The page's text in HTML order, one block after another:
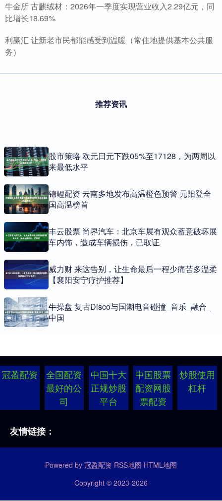
牛金所 古麒绒材：2026年一季度实现营业收入2.29亿元，同
比增长18.69%
利赢汇 让新老市民都能感受到温暖（常住地提供基本公共服
务）
推荐资讯
股市策略 欧元日元下跌05%至17128，为两周以
来最低水平
锦鲤配资 云南多地发布高温橙色预警 元阳登全
国高温榜首
丰云股票 尚界汽车：北京车展有观众蓄意破坏展
车内饰，造成车辆损伤，已取证
威力财 来这告别，让生命最后一程少痛苦多温柔
【襄阳安宁疗护推荐】
牛操盘 复古Disco与国潮电音碰撞_音乐_融合_
中国
冠盈配资
全国配资
最好的公
司
中国十大
正规炒股
平台
中国股票
配资网股
票配资
炒股使用
杠杆
友情链接：
Powered by 冠盈配资 RSS地图 HTML地图
Copyright © 2023-2026